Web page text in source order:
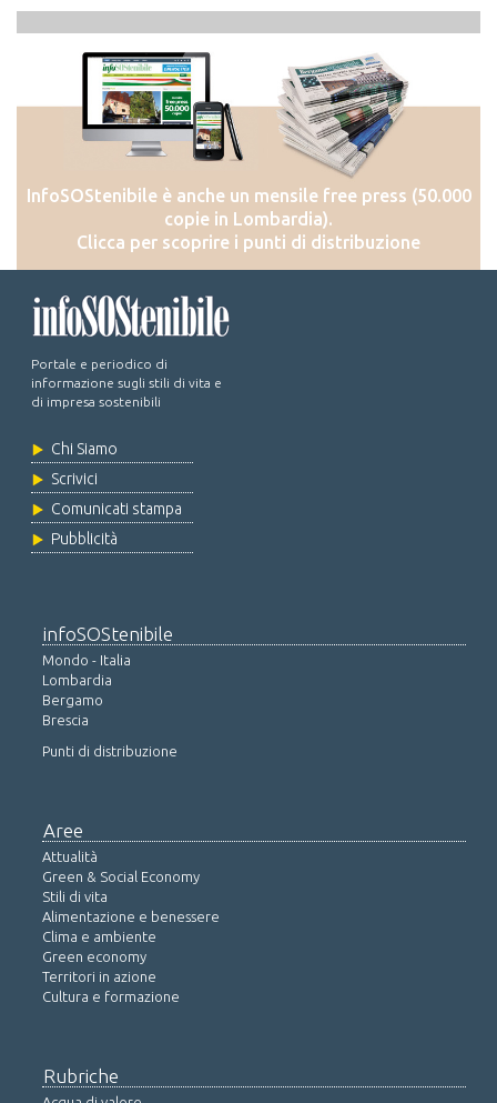
InfoSOStenibile è anche un mensile free press (50.000
copie in Lombardia).
Clicca per scoprire i punti di distribuzione
Portale e periodico di
informazione sugli stili di vita e
di impresa sostenibili
Chi Siamo
Scrivici
Comunicati stampa
Pubblicità
infoSOStenibile
Mondo - Italia
Lombardia
Bergamo
Brescia
Punti di distribuzione
Aree
Attualità
Green & Social Economy
Stili di vita
Alimentazione e benessere
Clima e ambiente
Green economy
Territori in azione
Cultura e formazione
Rubriche